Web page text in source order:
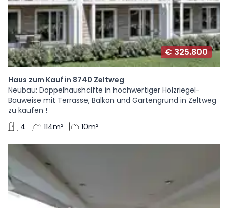
€ 325.800
Haus zum Kauf in 8740 Zeltweg
Neubau: Doppelhaushälfte in hochwertiger Holzriegel-
Bauweise mit Terrasse, Balkon und Gartengrund in Zeltweg
zu kaufen !
4
114m² 10m²